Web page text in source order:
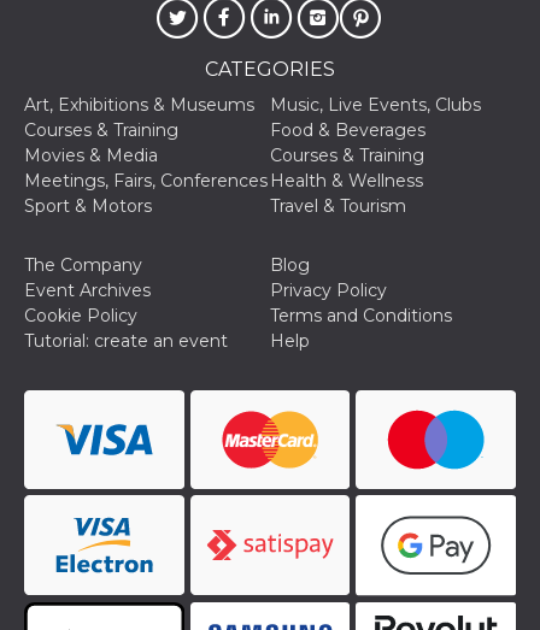
CATEGORIES
Art, Exhibitions & Museums
Music, Live Events, Clubs
Courses & Training
Food & Beverages
Movies & Media
Courses & Training
Meetings, Fairs, Conferences Health & Wellness
Sport & Motors
Travel & Tourism
The Company
Blog
Event Archives
Privacy Policy
Cookie Policy
Terms and Conditions
Tutorial: create an event
Help